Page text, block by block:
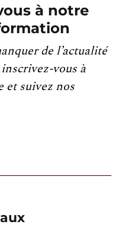
à notre
de l’actualité
vous à
suivez nos